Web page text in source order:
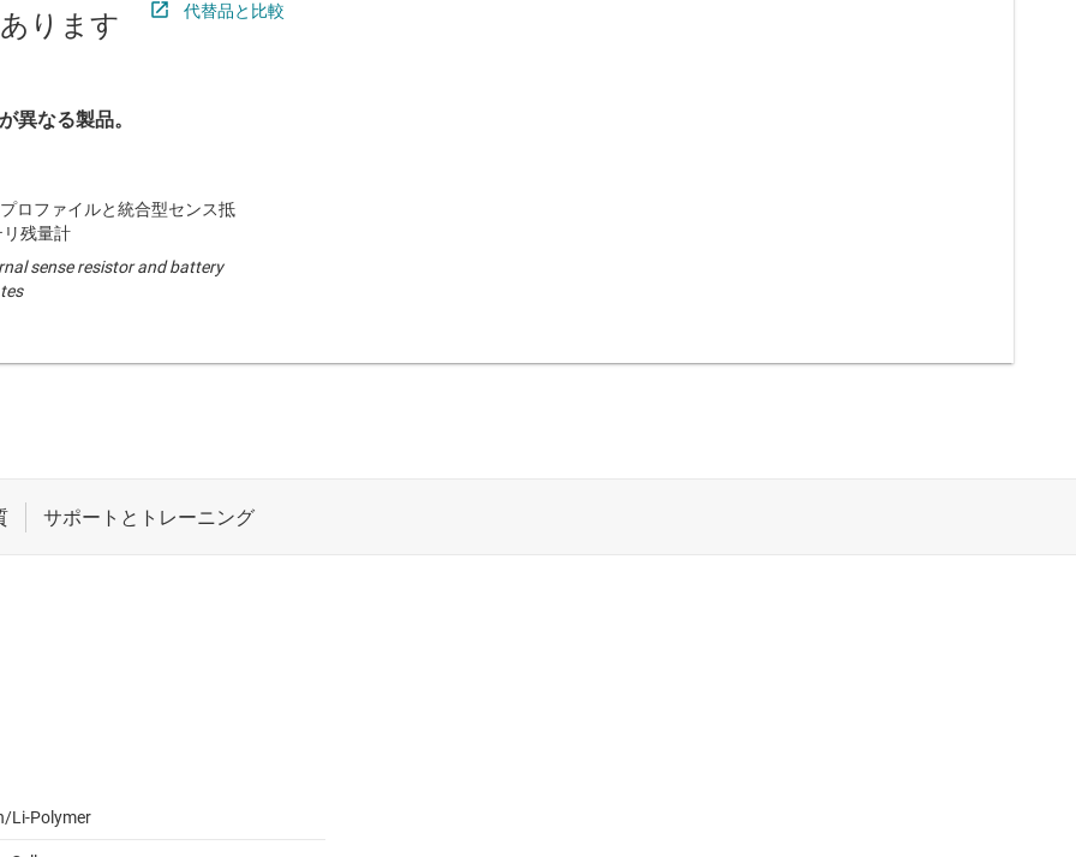
ります 代替品と比較
異なる製品。
ロファイルと統合型センス抵
残量計
sense resistor and battery
Li-Polymer